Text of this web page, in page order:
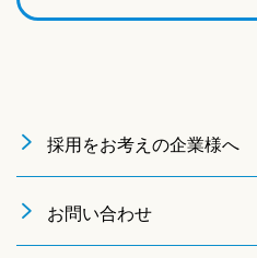
採用をお考えの企業様へ
お問い合わせ